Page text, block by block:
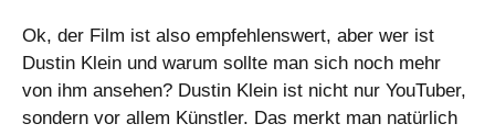
Ok, der Film ist also empfehlenswert, aber wer ist
Dustin Klein und warum sollte man sich noch mehr
von ihm ansehen? Dustin Klein ist nicht nur YouTuber,
sondern vor allem Künstler. Das merkt man natürlich